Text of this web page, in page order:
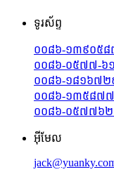
ទូរស័ព្ទ
០០៨៦-១៣៩០៥
០០៨៦-០៥៧៧-៦
០០៨៦-១៨១៦៧២
០០៨៦-១៣៥៨៧
០០៨៦-០៥៧៧៦
អ៊ីមែល